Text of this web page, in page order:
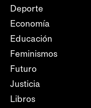
Deporte
Economía
Educación
Feminismos
Futuro
Justicia
Libros